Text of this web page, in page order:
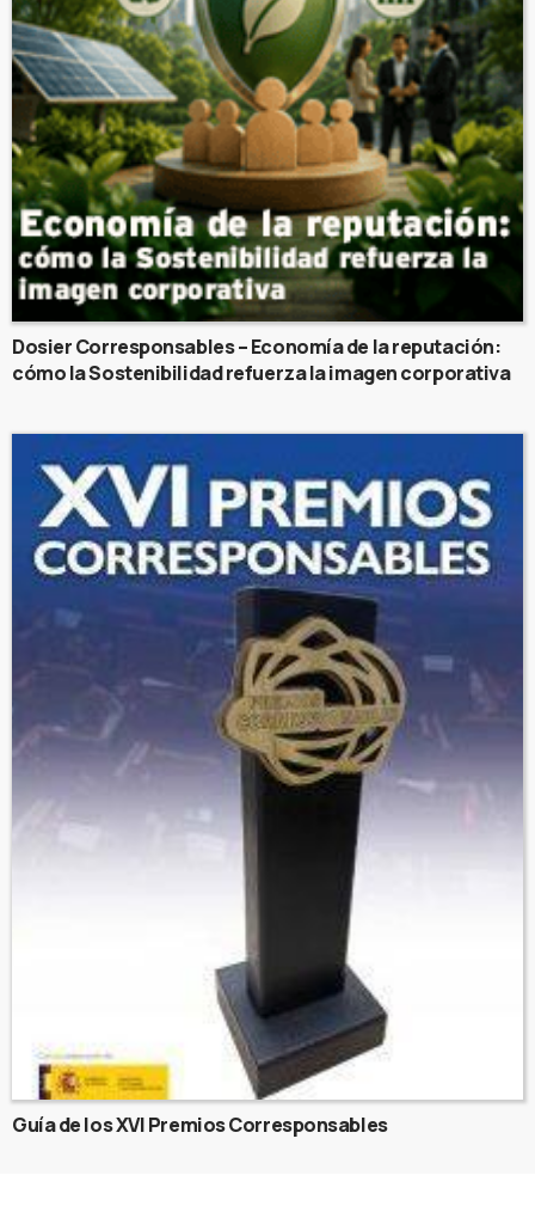
Dosier Corresponsables – Economía de la reputación:
cómo la Sostenibilidad refuerza la imagen corporativa
Guía de los XVI Premios Corresponsables